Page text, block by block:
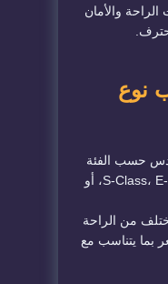
والأمان
نوع
حسب الفئة
المختارة: S-Class، E-Class، V-Class، أو
من الراحة
بما يتناسب مع